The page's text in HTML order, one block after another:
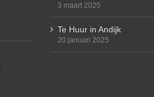
3 maart 2025
Te Huur in Andijk
20 januari 2025